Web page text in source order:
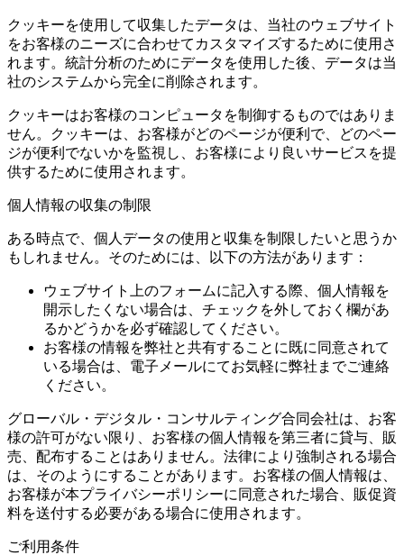
クッキーを使用して収集したデータは、当社のウェブサイト
をお客様のニーズに合わせてカスタマイズするために使用さ
れます。統計分析のためにデータを使用した後、データは当
社のシステムから完全に削除されます。
クッキーはお客様のコンピュータを制御するものではありま
せん。クッキーは、お客様がどのページが便利で、どのペー
ジが便利でないかを監視し、お客様により良いサービスを提
供するために使用されます。
個人情報の収集の制限
ある時点で、個人データの使用と収集を制限したいと思うか
もしれません。そのためには、以下の方法があります：
ウェブサイト上のフォームに記入する際、個人情報を
開示したくない場合は、チェックを外しておく欄があ
るかどうかを必ず確認してください。
お客様の情報を弊社と共有することに既に同意されて
いる場合は、電子メールにてお気軽に弊社までご連絡
ください。
グローバル・デジタル・コンサルティング合同会社は、お客
様の許可がない限り、お客様の個人情報を第三者に貸与、販
売、配布することはありません。法律により強制される場合
は、そのようにすることがあります。お客様の個人情報は、
お客様が本プライバシーポリシーに同意された場合、販促資
料を送付する必要がある場合に使用されます。
ご利用条件